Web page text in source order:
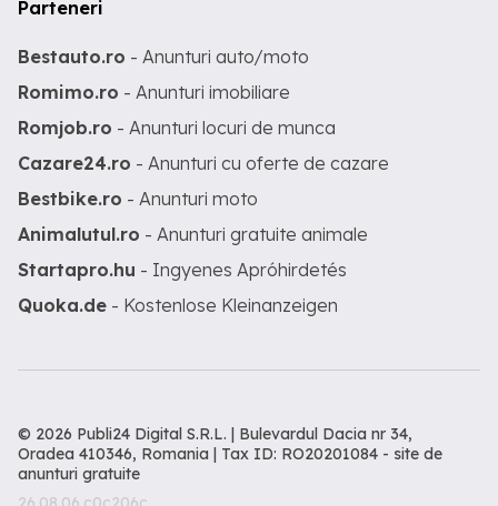
Parteneri
Bestauto.ro - Anunturi auto/moto
Romimo.ro - Anunturi imobiliare
Romjob.ro - Anunturi locuri de munca
Cazare24.ro - Anunturi cu oferte de cazare
Bestbike.ro - Anunturi moto
Animalutul.ro - Anunturi gratuite animale
Startapro.hu - Ingyenes Apróhirdetés
Quoka.de - Kostenlose Kleinanzeigen
© 2026 Publi24 Digital S.R.L. | Bulevardul Dacia nr 34,
Oradea 410346, Romania | Tax ID: RO20201084 - site de
anunturi gratuite